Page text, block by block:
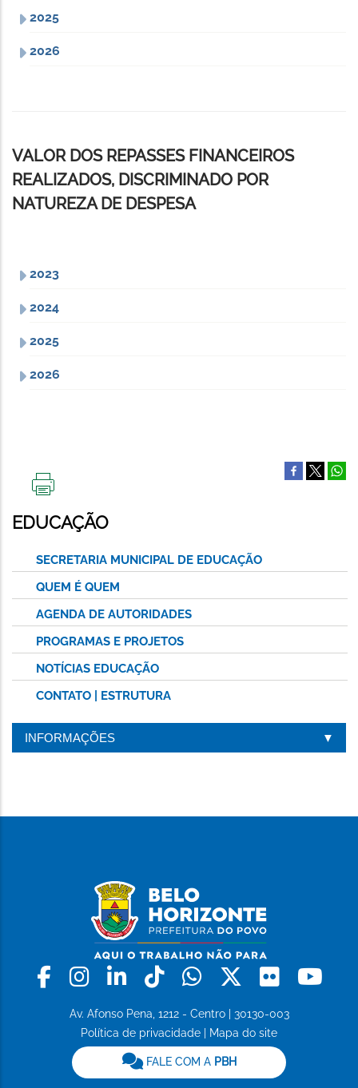
2025
2026
VALOR DOS REPASSES FINANCEIROS
REALIZADOS, DISCRIMINADO POR
NATUREZA DE DESPESA
2023
2024
2025
2026
ESTA
PÁGINA
EDUCAÇÃO
SECRETARIA MUNICIPAL DE EDUCAÇÃO
QUEM É QUEM
AGENDA DE AUTORIDADES
PROGRAMAS E PROJETOS
NOTÍCIAS EDUCAÇÃO
CONTATO | ESTRUTURA
INFORMAÇÕES
Facebook
Instagram
LinkedinTiktokWhatsapp
X Flickr
Av. Afonso Pena, 1212 - Centro | 30130-003
Política de privacidade
Mapa do site
FALE COM A PBH